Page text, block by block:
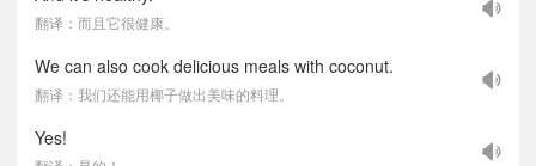
翻译：而且它很健康。
We can also cook delicious meals with coconut.
翻译：我们还能用椰子做出美味的料理。
Yes!